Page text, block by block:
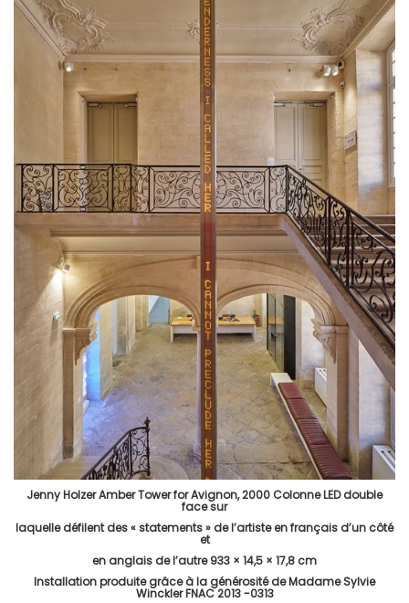
Jenny Holzer Amber Tower for Avignon, 2000 Colonne LED double
face sur
laquelle défilent des « statements » de l’artiste en français d’un côté
et
en anglais de l’autre 933 × 14,5 × 17,8 cm
Installation produite grâce à la générosité de Madame Sylvie
Winckler FNAC 2013 -0313